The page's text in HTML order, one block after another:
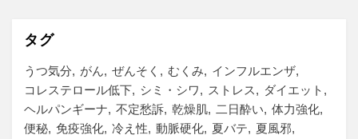
タグ
うつ気分 がん ぜんそく むくみ
インフルエンザ
コレステロール低下
シミ・シワ ストレス
ダイエット
ヘルパンギーナ
不定愁訴 乾燥肌 二日酔い
体力強化
便秘 免疫強化 冷え性 動脈硬化 夏バテ
夏風邪